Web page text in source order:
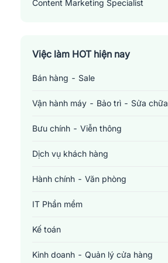
Content Marketing Specialist
Việc làm HOT hiện nay
Bán hàng - Sale
Vận hành máy - Bảo trì - Sửa chữa
Bưu chính - Viễn thông
Dịch vụ khách hàng
Hành chính - Văn phòng
IT Phần mềm
Kế toán
Kinh doanh - Quản lý cửa hàng